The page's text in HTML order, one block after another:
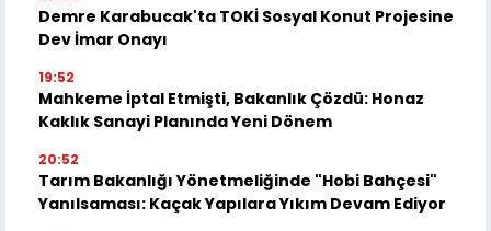
Demre Karabucak'ta TOKİ Sosyal Konut Projesine
Dev İmar Onayı
19:52
Mahkeme İptal Etmişti, Bakanlık Çözdü: Honaz
Kaklık Sanayi Planında Yeni Dönem
20:52
Tarım Bakanlığı Yönetmeliğinde "Hobi Bahçesi"
Yanılsaması: Kaçak Yapılara Yıkım Devam Ediyor